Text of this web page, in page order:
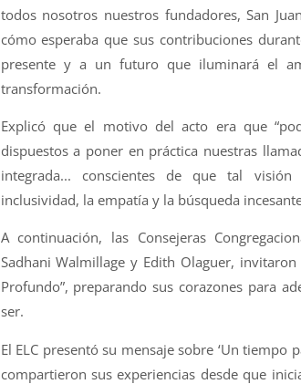
todos nosotros nuestros fundadores, San
cómo esperaba que sus contribuciones
presente y a un futuro que iluminará el
transformación.
Explicó que el motivo del acto era que
dispuestos a poner en práctica nuestras
integrada... conscientes de que tal
inclusividad, la empatía y la búsqueda
A continuación, las Consejeras
Sadhani Walmillage y Edith Olaguer,
Profundo”, preparando sus corazones para
ser.
El ELC presentó su mensaje sobre ‘Un tiempo
compartieron sus experiencias desde que